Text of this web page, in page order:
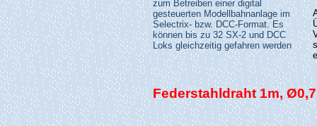
Federstahldraht 1m,